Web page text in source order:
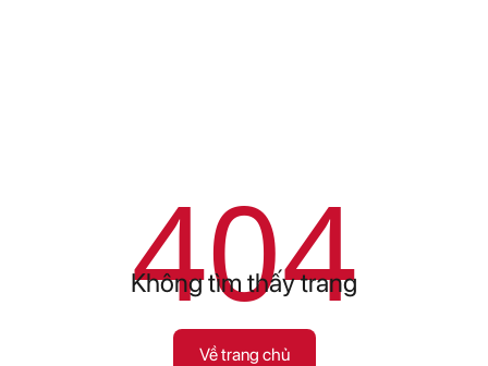
404
Không tìm thấy trang
Về trang chủ